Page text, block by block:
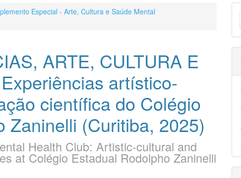
Especial - Arte, Cultura e Saúde Mental
ARTE, CULTURA E
artístico-
científica do Colégio
Zaninelli (Curitiba, 2025)
Health Club: Artistic-cultural and
at Colégio Estadual Rodolpho Zaninelli